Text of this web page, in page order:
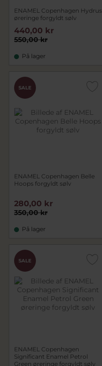
ENAMEL Copenhagen Hydrus
øreringe forgyldt sølv
550,00 kr
440,00 kr
På lager
SALE
ENAMEL Copenhagen Belle
Hoops forgyldt sølv
350,00 kr
280,00 kr
På lager
SALE
ENAMEL Copenhagen
Significant Enamel Petrol
Green øreringe forgyldt sølv